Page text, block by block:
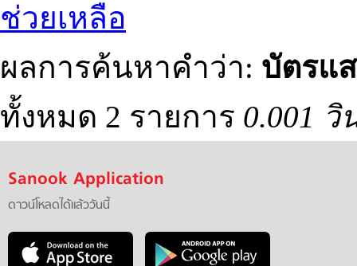
ช่วยเหลือ
ผลการค้นหาคำว่า: บัตรแ
ทั้งหมด 2 รายการ 0.001 วิ
Sanook Application
ดาวน์โหลดได้แล้ววันนี้